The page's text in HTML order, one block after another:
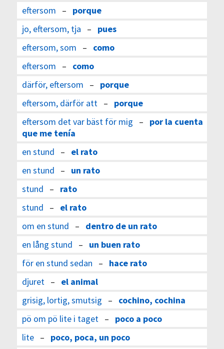
eftersom – porque
jo, eftersom, tja – pues
eftersom, som – como
eftersom – como
därför, eftersom – porque
eftersom, därför att– porque
eftersom det var bäst för mig – por la cuenta
que me tenía
en stund – el rato
en stund – un rato
stund – rato
stund – el rato
om en stund – dentro de un rato
en lång stund – un buen rato
för en stund sedan – hace rato
djuret– el animal
grisig, lortig, smutsig – cochino, cochina
pö om pö lite i taget– poco a poco
lite– poco, poca, un poco